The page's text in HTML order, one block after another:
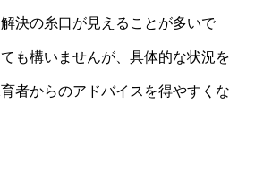
決の糸口が見えることが多いで
も構いませんが、具体的な状況を
者からのアドバイスを得やすくな